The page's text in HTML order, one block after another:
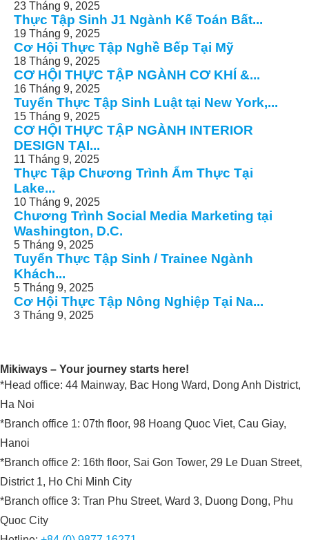
23 Tháng 9, 2025
Thực Tập Sinh J1 Ngành Kế Toán Bất...
19 Tháng 9, 2025
Cơ Hội Thực Tập Nghề Bếp Tại Mỹ
18 Tháng 9, 2025
CƠ HỘI THỰC TẬP NGÀNH CƠ KHÍ &...
16 Tháng 9, 2025
Tuyển Thực Tập Sinh Luật tại New York,...
15 Tháng 9, 2025
CƠ HỘI THỰC TẬP NGÀNH INTERIOR
DESIGN TẠI...
11 Tháng 9, 2025
Thực Tập Chương Trình Ẩm Thực Tại
Lake...
10 Tháng 9, 2025
Chương Trình Social Media Marketing tại
Washington, D.C.
5 Tháng 9, 2025
Tuyển Thực Tập Sinh / Trainee Ngành
Khách...
5 Tháng 9, 2025
Cơ Hội Thực Tập Nông Nghiệp Tại Na...
3 Tháng 9, 2025
Mikiways – Your journey starts here!
*Head office: 44 Mainway, Bac Hong Ward, Dong Anh District,
Ha Noi
*Branch office 1: 07th floor, 98 Hoang Quoc Viet, Cau Giay,
Hanoi
*Branch office 2: 16th floor, Sai Gon Tower, 29 Le Duan Street,
District 1, Ho Chi Minh City
*Branch office 3: Tran Phu Street, Ward 3, Duong Dong, Phu
Quoc City